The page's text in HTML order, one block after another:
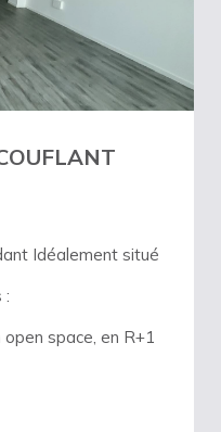
Idéalement situé
:
space, en R+1